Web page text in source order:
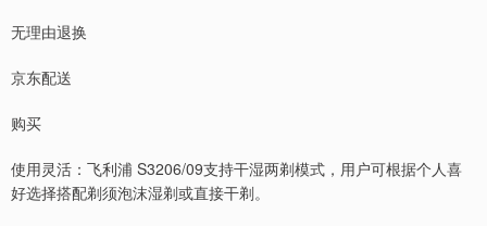
无理由退换
京东配送
购买
使用灵活：飞利浦 S3206/09支持干湿两剃模式，用户可根据个人喜
好选择搭配剃须泡沫湿剃或直接干剃。